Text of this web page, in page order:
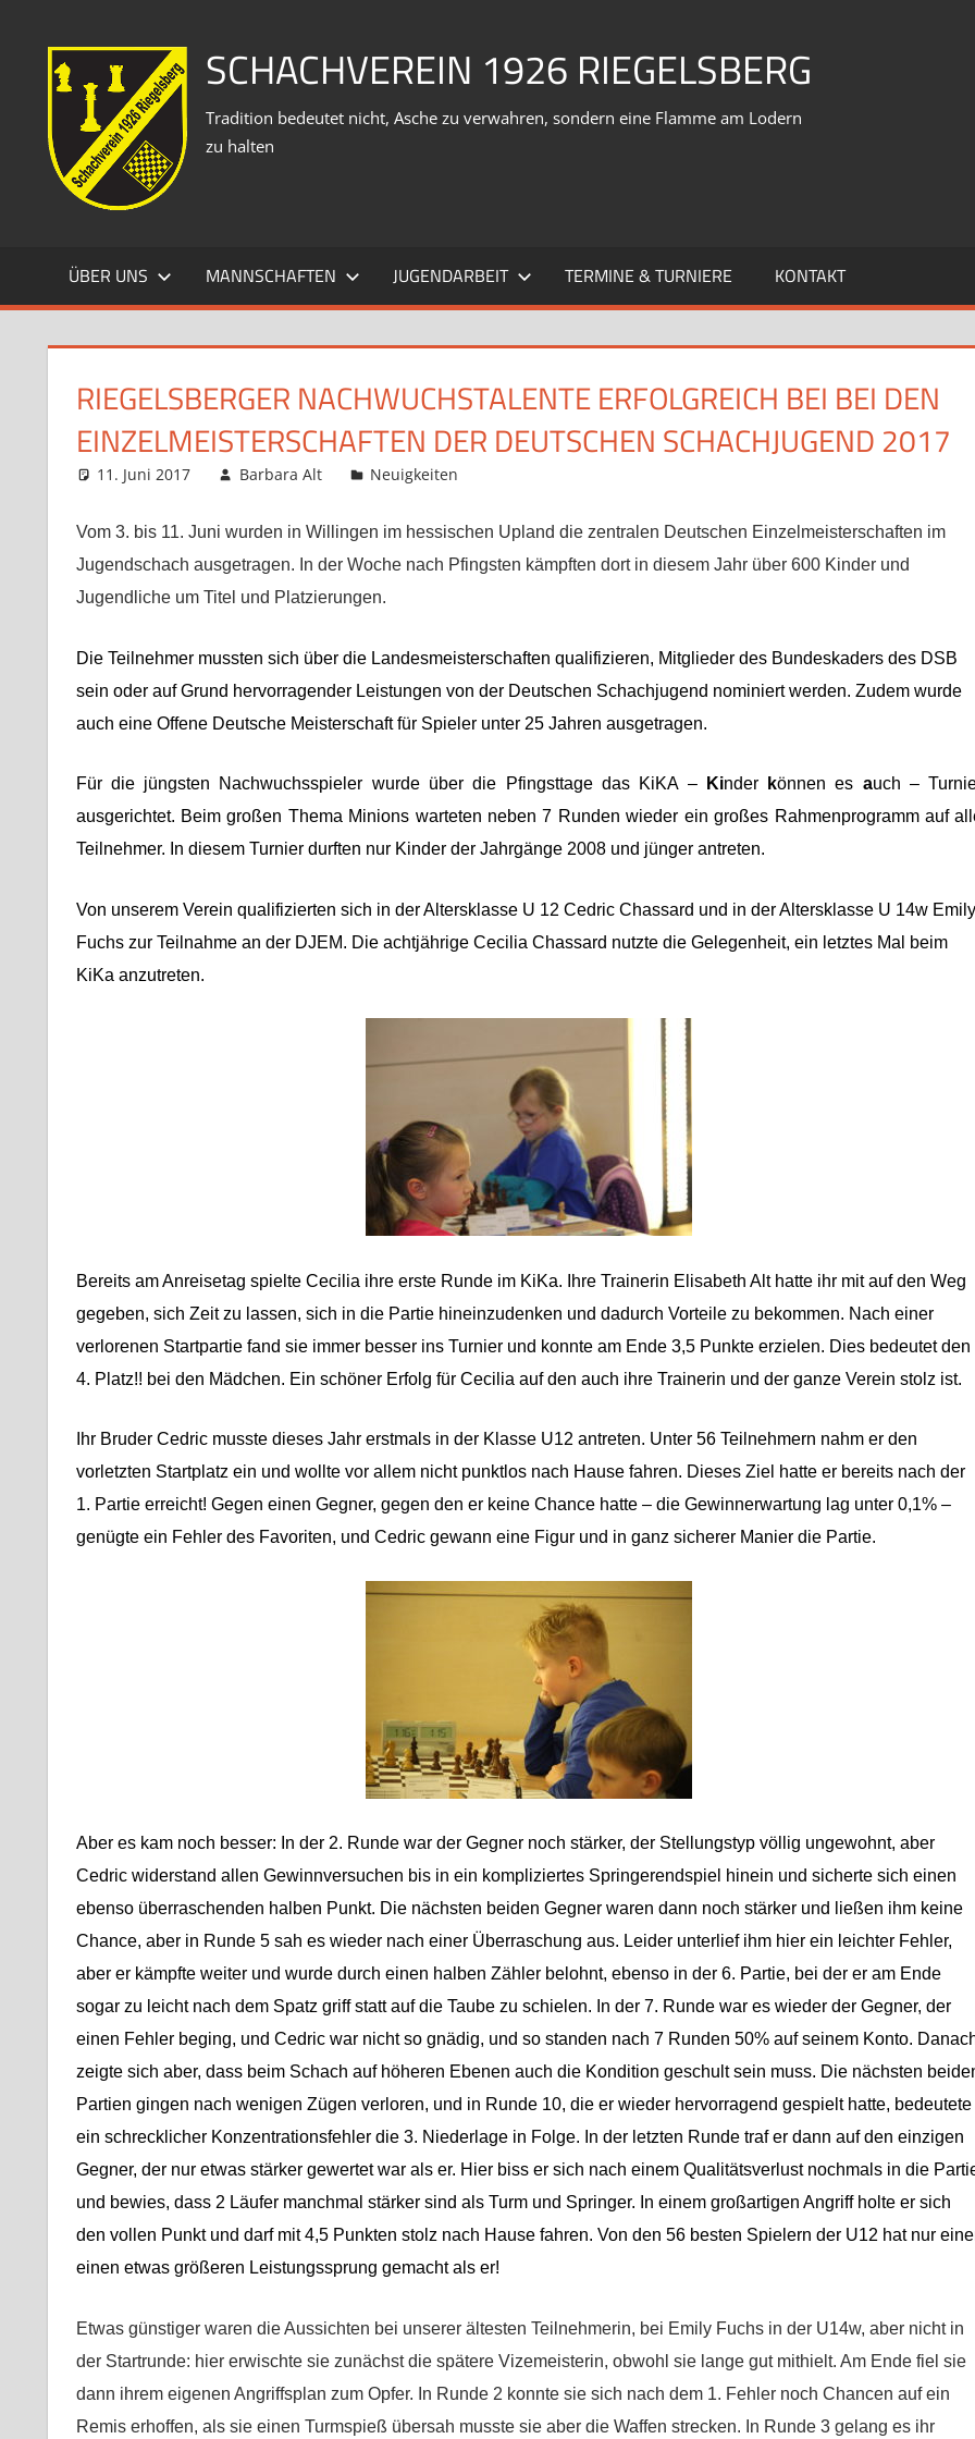
springen
SCHACHVEREIN 1926 RIEGELSBERG
Tradition bedeutet nicht, Asche zu verwahren, sondern eine Flamme am Lodern
zu halten
ÜBER UNS MANNSCHAFTEN JUGENDARBEIT TERMINE & TURNIERE KONTAKT
RIEGELSBERGER NACHWUCHSTALENTE ERFOLGREICH BEI BEI DEN
EINZELMEISTERSCHAFTEN DER DEUTSCHEN SCHACHJUGEND 2017
11. Juni 2017 Barbara Alt Neuigkeiten
Vom 3. bis 11. Juni wurden in Willingen im hessischen Upland die zentralen Deutschen Einzelmeisterschaften im
Jugendschach ausgetragen. In der Woche nach Pfingsten kämpften dort in diesem Jahr über 600 Kinder und
Jugendliche um Titel und Platzierungen.
Die Teilnehmer mussten sich über die Landesmeisterschaften qualifizieren, Mitglieder des Bundeskaders des DSB
sein oder auf Grund hervorragender Leistungen von der Deutschen Schachjugend nominiert werden. Zudem wurde
auch eine Offene Deutsche Meisterschaft für Spieler unter 25 Jahren ausgetragen.
Für die jüngsten Nachwuchsspieler wurde über die Pfingsttage das KiKA – Kinder können es auch –
ausgerichtet. Beim großen Thema Minions warteten neben 7 Runden wieder ein großes Rahmenprogramm auf
Teilnehmer. In diesem Turnier durften nur Kinder der Jahrgänge 2008 und jünger antreten.
Von unserem Verein qualifizierten sich in der Altersklasse U 12 Cedric Chassard und in der Altersklasse U 14w Emily
Fuchs zur Teilnahme an der DJEM. Die achtjährige Cecilia Chassard nutzte die Gelegenheit, ein letztes Mal beim
KiKa anzutreten.
Bereits am Anreisetag spielte Cecilia ihre erste Runde im KiKa. Ihre Trainerin Elisabeth Alt hatte ihr mit auf den Weg
gegeben, sich Zeit zu lassen, sich in die Partie hineinzudenken und dadurch Vorteile zu bekommen. Nach einer
verlorenen Startpartie fand sie immer besser ins Turnier und konnte am Ende 3,5 Punkte erzielen. Dies bedeutet den
4. Platz!! bei den Mädchen. Ein schöner Erfolg für Cecilia auf den auch ihre Trainerin und der ganze Verein stolz ist.
Ihr Bruder Cedric musste dieses Jahr erstmals in der Klasse U12 antreten. Unter 56 Teilnehmern nahm er den
vorletzten Startplatz ein und wollte vor allem nicht punktlos nach Hause fahren. Dieses Ziel hatte er bereits nach der
1. Partie erreicht! Gegen einen Gegner, gegen den er keine Chance hatte – die Gewinnerwartung lag unter 0,1% –
genügte ein Fehler des Favoriten, und Cedric gewann eine Figur und in ganz sicherer Manierdie Partie.
Aber es kam noch besser: In der 2. Runde war der Gegner noch stärker, der Stellungstyp völlig ungewohnt, aber
Cedric widerstand allen Gewinnversuchen bis in ein kompliziertes Springerendspiel hinein und sicherte sich einen
ebenso überraschenden halben Punkt. Die nächsten beiden Gegner waren dann noch stärker und ließen ihm keine
Chance, aber in Runde 5 sah es wieder nach einer Überraschung aus. Leider unterlief ihm hier ein leichter Fehler,
aber er kämpfte weiter und wurde durch einen halben Zähler belohnt, ebenso in der 6. Partie, bei der er am Ende
sogar zu leicht nach dem Spatz griff statt auf die Taube zu schielen. In der 7. Runde war es wieder der Gegner, der
einen Fehler beging, und Cedric war nicht so gnädig, und so standen nach 7 Runden 50% auf seinem Konto.
zeigte sich aber, dass beim Schach auf höheren Ebenen auch die Kondition geschult sein muss. Die nächsten
Partien gingen nach wenigen Zügen verloren, und in Runde 10, die er wieder hervorragend gespielt hatte, bedeutete
ein schrecklicher Konzentrationsfehler die 3. Niederlage in Folge. In der letzten Runde traf er dann auf den einzigen
Gegner, der nur etwas stärker gewertet war als er. Hier biss er sich nach einem Qualitätsverlust nochmals in die
und bewies, dass 2 Läufer manchmal stärker sind als Turm und Springer. In einem großartigen Angriff holte er sich
den vollen Punkt und darf mit 4,5 Punkten stolz nach Hause fahren. Von den 56 besten Spielern der U12 hat nur
einen etwas größeren Leistungssprung gemacht als er!
Etwas günstiger waren die Aussichten bei unserer ältesten Teilnehmerin, bei Emily Fuchs in der U14w, aber nicht in
der Startrunde: hier erwischte sie zunächst die spätere Vizemeisterin, obwohl sie lange gut mithielt. Am Ende fiel sie
dann ihrem eigenen Angriffsplan zum Opfer. In Runde 2 konnte sie sich nach dem 1. Fehler noch Chancen auf ein
Remis erhoffen, als sie einen Turmspieß übersah musste sie aber die Waffen strecken. In Runde 3 gelang es ihr